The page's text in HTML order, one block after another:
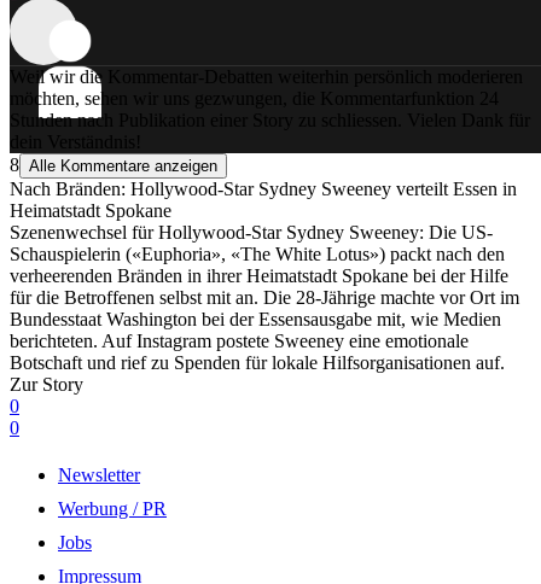
Weil wir die Kommentar-Debatten weiterhin persönlich moderieren
möchten, sehen wir uns gezwungen, die Kommentarfunktion 24
Stunden nach Publikation einer Story zu schliessen. Vielen Dank für
dein Verständnis!
8 Alle Kommentare anzeigen
Nach Bränden: Hollywood-Star Sydney Sweeney verteilt Essen in
Heimatstadt Spokane
Szenenwechsel für Hollywood-Star Sydney Sweeney: Die US-
Schauspielerin («Euphoria», «The White Lotus») packt nach den
verheerenden Bränden in ihrer Heimatstadt Spokane bei der Hilfe
für die Betroffenen selbst mit an. Die 28-Jährige machte vor Ort im
Bundesstaat Washington bei der Essensausgabe mit, wie Medien
berichteten. Auf Instagram postete Sweeney eine emotionale
Botschaft und rief zu Spenden für lokale Hilfsorganisationen auf.
Zur Story
0
0
Newsletter
Werbung / PR
Jobs
Impressum